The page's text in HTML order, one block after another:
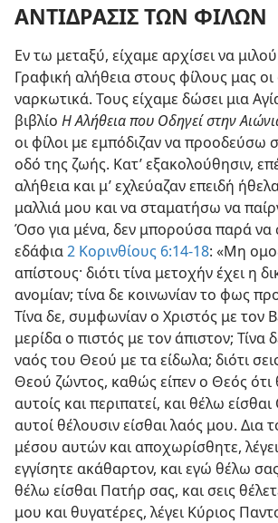
ΑΝΤΙΔΡΑΣΙΣ ΤΩΝ ΦΙΛΩΝ
Εν τω μεταξύ, είχαμε αρχίσει να
Γραφική αλήθεια στους φίλους μας οι
ναρκωτικά. Τους είχαμε δώσει μια
βιβλίο Η Αλήθεια που Οδηγεί στην
οι φίλοι με εμπόδιζαν να προοδεύσω
οδό της ζωής. Κατ’ εξακολούθησιν,
αλήθεια και μ’ εχλεύαζαν επειδή
μαλλιά μου και να σταματήσω να
Όσο για μένα, δεν μπορούσα παρά να
εδάφια2 Κορινθίους 6:14-18: «Μη
απίστους· διότι τίνα μετοχήν έχει η
ανομίαν; τίνα δε κοινωνίαν το φως
Τίνα δε, συμφωνίαν ο Χριστός με τον
μερίδα ο πιστός με τον άπιστον; Τίνα
ναός του Θεού με τα είδωλα; διότι
Θεού ζώντος, καθώς είπεν ο Θεός ότι
αυτοίς και περιπατεί, και θέλω
αυτοί θέλουσιν είσθαι λαός μου. Δια
μέσου αυτών και αποχωρίσθητε,
εγγίσητε ακάθαρτον, και εγώ θέλω
θέλω είσθαι Πατήρ σας, και σεις
μου και θυγατέρες, λέγει Κύριος